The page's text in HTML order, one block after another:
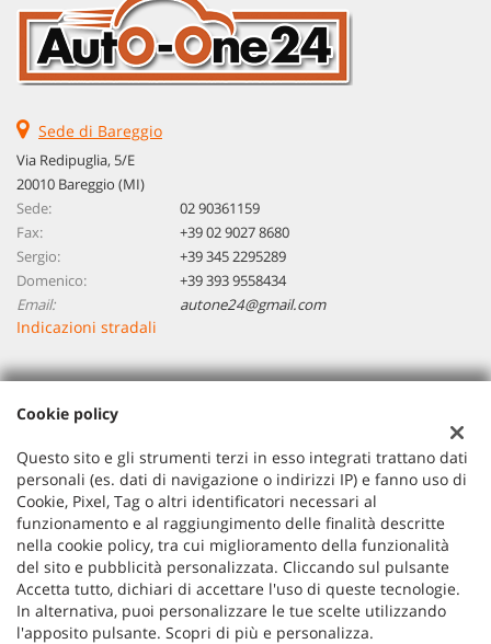
Sede di Bareggio
Via Redipuglia, 5/E
20010 Bareggio (MI)
Sede:
02 90361159
Fax:
+39 02 9027 8680
Sergio:
+39 345 2295289
Domenico:
+39 393 9558434
Email:
autone24@gmail.com
Indicazioni stradali
Dati fiscali:
Autoone 24 Di Piccinini Sergio Domenico
VIA REDIPUGLIA 5/E, BAREGGIO (MI)
P.IVA:07806030966
Registro delle imprese:MI
Cookie policy
Questo sito e gli strumenti terzi in esso integrati trattano dati
personali (es. dati di navigazione o indirizzi IP) e fanno uso di
Cookie, Pixel, Tag o altri identificatori necessari al
funzionamento e al raggiungimento delle finalità descritte
nella cookie policy, tra cui miglioramento della funzionalità
del sito e pubblicità personalizzata. Cliccando sul pulsante
Accetta tutto, dichiari di accettare l'uso di queste tecnologie.
In alternativa, puoi personalizzare le tue scelte utilizzando
l'apposito pulsante. Scopri di più e personalizza.